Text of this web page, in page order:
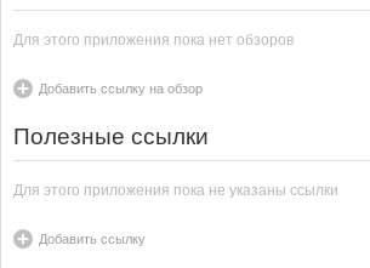
Для этого приложения пока нет обзоров
Добавить ссылку на обзор
Полезные ссылки
Для этого приложения пока не указаны ссылки
Добавить ссылку